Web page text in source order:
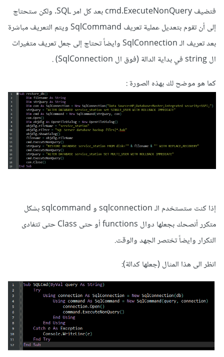
فتضيف cmd.ExecuteNonQuery بعد كل امر SQL. ولكن ستحتاج
إلى أن تقوم بتعديل عملية تعريف SqlCommand ويتم التعريف مباشرة
بعد تعريف الـ SqlConnection وايضاً تحتاج إلى جعل تعريف متغيرات
ال string في بداية الدالة (فوق ال SqlConnection) .
كما هو موضح لك بهذه الصورة :
إذا كنت ستستخدم الـ sqlconnection و sqlcommand بشكل
متكرر أنصحك بجعلها دوال functions أو حتى Class حتى تتفادى
التكرار وايضاً تختصر الجهد والوقت.
انظر الى هذا المثال (جعلها كدالة):